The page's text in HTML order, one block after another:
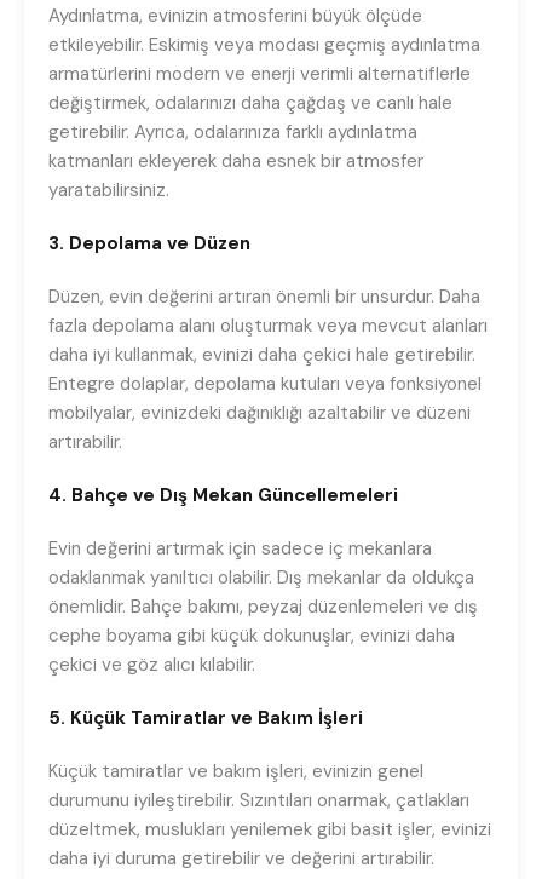
Aydınlatma, evinizin atmosferini büyük ölçüde
etkileyebilir. Eskimiş veya modası geçmiş aydınlatma
armatürlerini modern ve enerji verimli alternatiflerle
değiştirmek, odalarınızı daha çağdaş ve canlı hale
getirebilir. Ayrıca, odalarınıza farklı aydınlatma
katmanları ekleyerek daha esnek bir atmosfer
yaratabilirsiniz.
3. Depolama ve Düzen
Düzen, evin değerini artıran önemli bir unsurdur. Daha
fazla depolama alanı oluşturmak veya mevcut alanları
daha iyi kullanmak, evinizi daha çekici hale getirebilir.
Entegre dolaplar, depolama kutuları veya fonksiyonel
mobilyalar, evinizdeki dağınıklığı azaltabilir ve düzeni
artırabilir.
4. Bahçe ve Dış Mekan Güncellemeleri
Evin değerini artırmak için sadece iç mekanlara
odaklanmak yanıltıcı olabilir. Dış mekanlar da oldukça
önemlidir. Bahçe bakımı, peyzaj düzenlemeleri ve dış
cephe boyama gibi küçük dokunuşlar, evinizi daha
çekici ve göz alıcı kılabilir.
5. Küçük Tamiratlar ve Bakım İşleri
Küçük tamiratlar ve bakım işleri, evinizin genel
durumunu iyileştirebilir. Sızıntıları onarmak, çatlakları
düzeltmek, muslukları yenilemek gibi basit işler, evinizi
daha iyi duruma getirebilir ve değerini artırabilir.